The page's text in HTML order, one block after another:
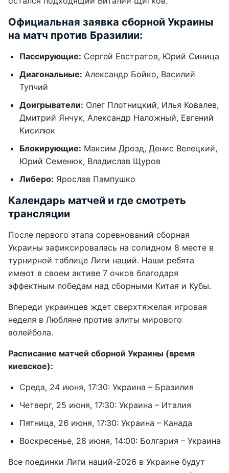
Официальная заявка сборной Украины
на матч против Бразилии:
Пассирующие: Сергей Евстратов, Юрий Синица
Диагональные: Александр Бойко, Василий
Тупчий
Доигрыватели: Олег Плотницкий, Илья Ковалев,
Дмитрий Янчук, Александр Наложный, Евгений
Кисилюк
Блокирующие: Максим Дрозд, Денис Велецкий,
Юрий Семенюк, Владислав Щуров
Либеро: Ярослав Пампушко
Календарь матчей и где смотреть
трансляции
После первого этапа соревнований сборная
Украины зафиксировалась на солидном 8 месте в
турнирной таблице Лиги наций. Наши ребята
имеют в своем активе 7 очков благодаря
эффектным победам над сборными Китая и Кубы.
Впереди украинцев ждет сверхтяжелая игровая
неделя в Любляне против элиты мирового
волейбола.
Расписание матчей сборной Украины (время
киевское):
Среда, 24 июня, 17:30: Украина – Бразилия
Четверг, 25 июня, 17:30: Украина – Италия
Пятница, 26 июня, 17:30: Украина – Канада
Воскресенье, 28 июня, 14:00: Болгария – Украина
Все поединки Лиги наций-2026 в Украине будут